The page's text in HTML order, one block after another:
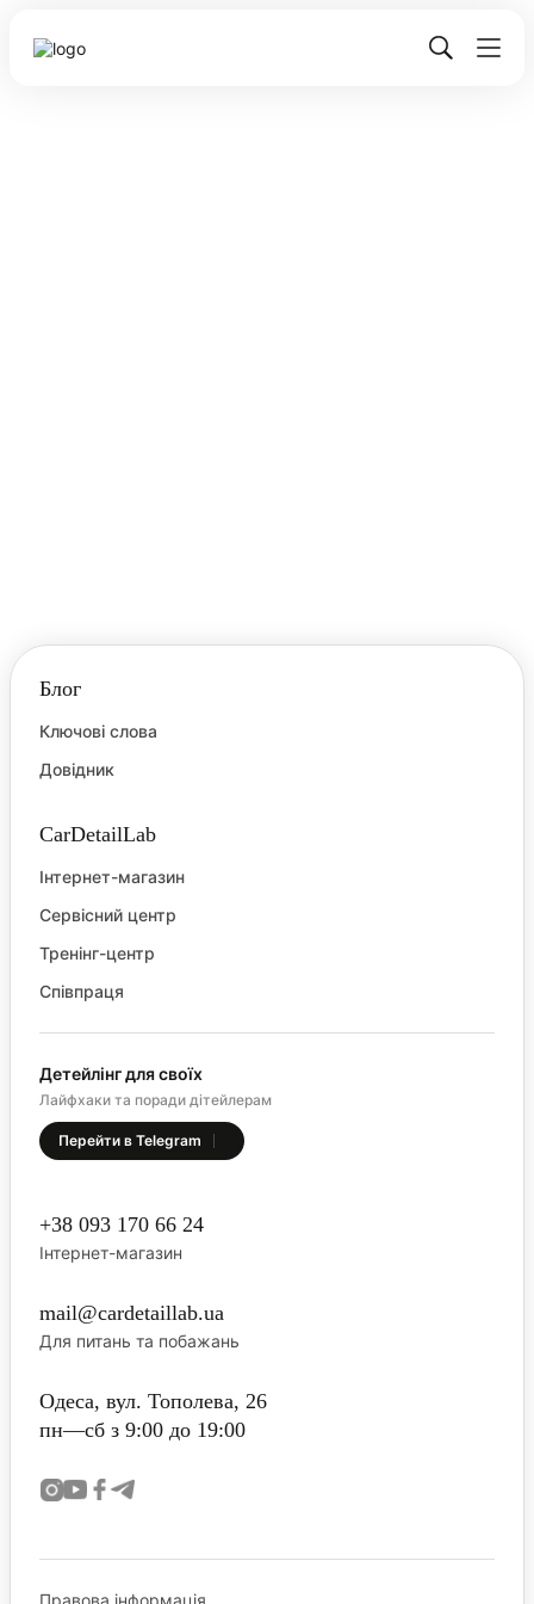
+38 093 170 66 24
Інтернет-магазин
mail@cardetaillab.ua
Для питань та побажань
Одеса, вул. Тополева, 26
пн—сб з 9:00 до 19:00
Блог
Ключові слова
Довідник
CarDetailLab
Інтернет-магазин
Сервісний центр
Тренінг-центр
Співпраця
Детейлінг для своїх
Лайфхаки та поради дітейлерам
Перейти в Telegram
Правова інформація